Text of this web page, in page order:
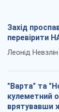
Захід
перевірити
Леонід Невзлін
"Варта" та
кулеметний
врятувавши